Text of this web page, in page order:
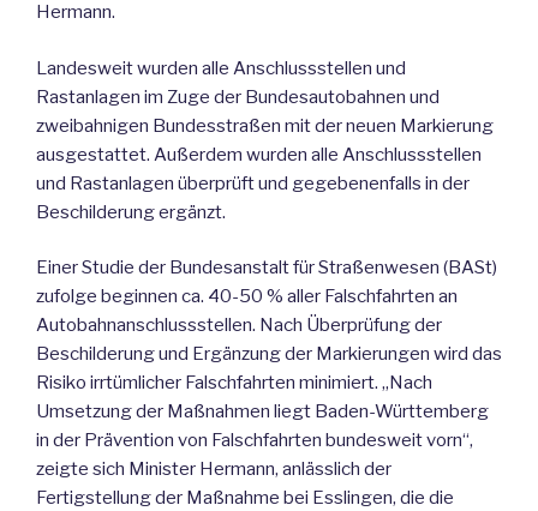
Hermann.
Landesweit wurden alle Anschlussstellen und
Rastanlagen im Zuge der Bundesautobahnen und
zweibahnigen Bundesstraßen mit der neuen Markierung
ausgestattet. Außerdem wurden alle Anschlussstellen
und Rastanlagen überprüft und gegebenenfalls in der
Beschilderung ergänzt.
Einer Studie der Bundesanstalt für Straßenwesen (BASt)
zufolge beginnen ca. 40-50 % aller Falschfahrten an
Autobahnanschlussstellen. Nach Überprüfung der
Beschilderung und Ergänzung der Markierungen wird das
Risiko irrtümlicher Falschfahrten minimiert. „Nach
Umsetzung der Maßnahmen liegt Baden-Württemberg
in der Prävention von Falschfahrten bundesweit vorn“,
zeigte sich Minister Hermann, anlässlich der
Fertigstellung der Maßnahme bei Esslingen, die die